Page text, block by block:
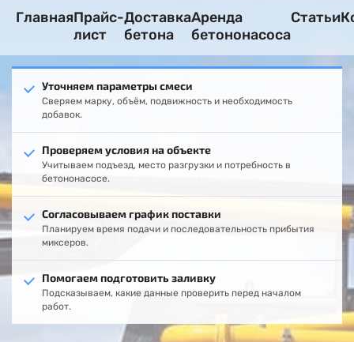
ГлавнаяПрайс-
лист
Доставка
бетона
Аренда
бетононасоса
Статьи
Уточняем параметры смеси
Сверяем марку, объём, подвижность и необходимость
добавок.
Проверяем условия на объекте
Учитываем подъезд, место разгрузки и потребность в
бетононасосе.
Согласовываем график поставки
Планируем время подачи и последовательность прибытия
миксеров.
Помогаем подготовить заливку
Подсказываем, какие данные проверить перед началом
работ.